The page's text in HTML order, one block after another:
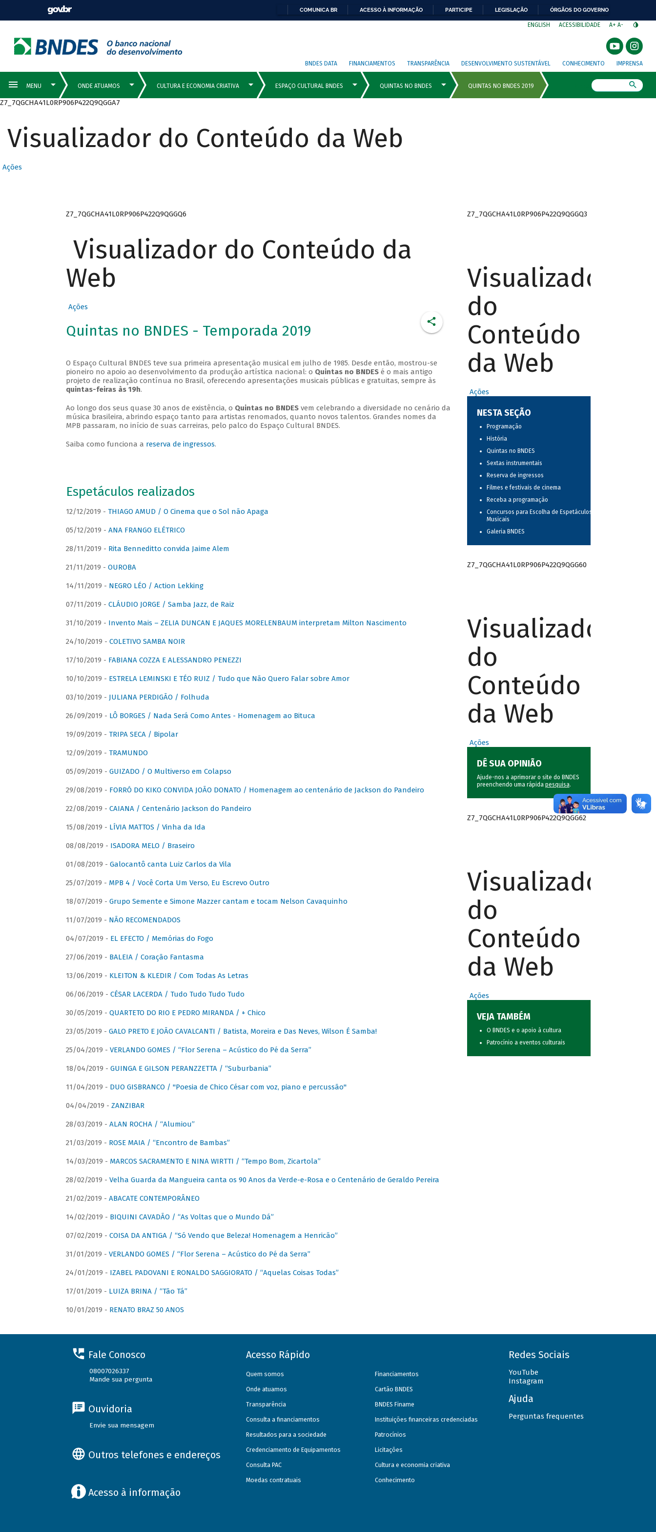
COMUNICA BR ACESSO À INFORMAÇÃO PARTICIPE LEGISLAÇÃO ÓRGÃOS DO GOVERNO
ENGLISH ACESSIBILIDADE A+ A-
BNDES DATA FINANCIAMENTOS TRANSPARÊNCIA DESENVOLVIMENTO SUSTENTÁVEL CONHECIMENTO IMPRENSA
Z7_7QGCHA41L0RP906P422Q9QGGA7
Visualizador do Conteúdo da Web
Ações
Z7_7QGCHA41L0RP906P422Q9QGGQ6
Visualizador do Conteúdo da
Web
Ações
Quintas no BNDES - Temporada 2019
O Espaço Cultural BNDES teve sua primeira apresentação musical em julho de 1985. Desde então, mostrou-se
pioneiro no apoio ao desenvolvimento da produção artística nacional: o Quintas no BNDESé o mais antigo
projeto de realização contínua no Brasil, oferecendo apresentações musicais públicas e gratuitas, sempre às
quintas-feiras às 19h.
Ao longo dos seus quase 30 anos de existência, o Quintas no BNDESvem celebrando a diversidade no cenário da
música brasileira, abrindo espaço tanto para artistas renomados, quanto novos talentos. Grandes nomes da
MPB passaram, no início de suas carreiras, pelo palco do Espaço Cultural BNDES.
Saiba como funciona a reserva de ingressos.
Espetáculos realizados
12/12/2019 - THIAGO AMUD / O Cinema que o Sol não Apaga
05/12/2019 - ANA FRANGO ELÉTRICO
28/11/2019 - Rita Benneditto convida Jaime Alem
21/11/2019 - OUROBA
14/11/2019 - NEGRO LÉO / Action Lekking
07/11/2019 - CLÁUDIO JORGE / Samba Jazz, de Raiz
31/10/2019 - Invento Mais – ZELIA DUNCAN E JAQUES MORELENBAUM interpretam Milton Nascimento
24/10/2019 - COLETIVO SAMBA NOIR
17/10/2019 - FABIANA COZZA E ALESSANDRO PENEZZI
10/10/2019 - ESTRELA LEMINSKI E TÉO RUIZ / Tudo que Não Quero Falar sobre Amor
03/10/2019 - JULIANA PERDIGÃO / Folhuda
26/09/2019 - LÔ BORGES / Nada Será Como Antes - Homenagem ao Bituca
19/09/2019 - TRIPA SECA / Bipolar
12/09/2019 - TRAMUNDO
05/09/2019 - GUIZADO / O Multiverso em Colapso
29/08/2019 - FORRÓ DO KIKO CONVIDA JOÃO DONATO / Homenagem ao centenário de Jackson do Pandeiro
22/08/2019 - CAIANA / Centenário Jackson do Pandeiro
15/08/2019 - LÍVIA MATTOS / Vinha da Ida
08/08/2019 - ISADORA MELO / Braseiro
01/08/2019 - Galocantô canta Luiz Carlos da Vila
25/07/2019 - MPB 4 / Você Corta Um Verso, Eu Escrevo Outro
18/07/2019 - Grupo Semente e Simone Mazzer cantam e tocam Nelson Cavaquinho
11/07/2019 - NÃO RECOMENDADOS
04/07/2019 - EL EFECTO / Memórias do Fogo
27/06/2019 - BALEIA / Coração Fantasma
13/06/2019 - KLEITON & KLEDIR / Com Todas As Letras
06/06/2019 - CÉSAR LACERDA / Tudo Tudo Tudo Tudo
30/05/2019 - QUARTETO DO RIO E PEDRO MIRANDA / + Chico
23/05/2019 - GALO PRETO E JOÃO CAVALCANTI / Batista, Moreira e Das Neves, Wilson É Samba!
25/04/2019 - VERLANDO GOMES / “Flor Serena – Acústico do Pé da Serra”
18/04/2019 - GUINGA E GILSON PERANZZETTA / “Suburbania”
11/04/2019 - DUO GISBRANCO / "Poesia de Chico César com voz, piano e percussão"
04/04/2019 - ZANZIBAR
28/03/2019 - ALAN ROCHA / “Alumiou”
21/03/2019 - ROSE MAIA / “Encontro de Bambas”
14/03/2019 - MARCOS SACRAMENTO E NINA WIRTTI / “Tempo Bom, Zicartola”
28/02/2019 - Velha Guarda da Mangueira canta os 90 Anos da Verde-e-Rosa e o Centenário de Geraldo Pereira
21/02/2019 - ABACATE CONTEMPORÂNEO
14/02/2019 - BIQUINI CAVADÃO / “As Voltas que o Mundo Dá”
07/02/2019 - COISA DA ANTIGA / “Só Vendo que Beleza! Homenagem a Henricão”
31/01/2019 - VERLANDO GOMES / “Flor Serena – Acústico do Pé da Serra”
24/01/2019 - IZABEL PADOVANI E RONALDO SAGGIORATO / “Aquelas Coisas Todas”
17/01/2019 - LUIZA BRINA / “Tão Tá”
10/01/2019 - RENATO BRAZ 50 ANOS
Z7_7QGCHA41L0RP906P422Q9QGGQ3
Visualizador
do
Conteúdo
da Web
Ações
NESTA SEÇÃO
Programação
História
Quintas no BNDES
Sextas instrumentais
Reserva de ingressos
Filmes e festivais de cinema
Receba a programação
Concursos para Escolha de Espetáculos
Musicais
Galeria BNDES
Z7_7QGCHA41L0RP906P422Q9QGG60
Visualizador
do
Conteúdo
da Web
Ações
DÊ SUA OPINIÃO
Ajude-nos a aprimorar o site do BNDES
preenchendo uma rápida pesquisa.
Z7_7QGCHA41L0RP906P422Q9QGG62
Visualizador
do
Conteúdo
da Web
Ações
VEJA TAMBÉM
O BNDES e o apoio à cultura
Patrocínio a eventos culturais
Fale Conosco
08007026337
Mande sua pergunta
Ouvidoria
Envie sua mensagem
Outros telefones e endereços
Acesso à informação
Acesso Rápido
Quem somos
Onde atuamos
Transparência
Consulta a financiamentos
Resultados para a sociedade
Credenciamento de Equipamentos
Consulta PAC
Moedas contratuais
Financiamentos
Cartão BNDES
BNDES Finame
Instituições financeiras credenciadas
Patrocínios
Licitações
Cultura e economia criativa
Conhecimento
Redes Sociais
YouTube
Instagram
Ajuda
Perguntas frequentes